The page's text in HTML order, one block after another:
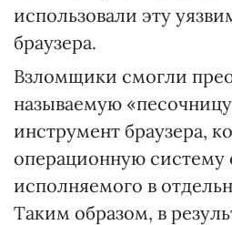
использовали эту
браузера.
Взломщики смогли
называемую
инструмент браузера,
операционную систему
исполняемого в
Таким образом, в